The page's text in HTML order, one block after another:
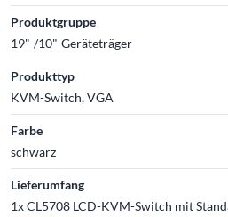
Produktgruppe
19"-/10"-Geräteträger
Produkttyp
KVM-Switch, VGA
Farbe
schwarz
Lieferumfang
1x CL5708 LCD-KVM-Switch mit